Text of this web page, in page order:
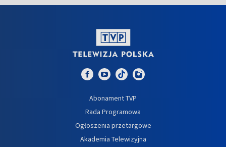
Abonament TVP
Rada Programowa
Ogłoszenia przetargowe
Akademia Telewizyjna